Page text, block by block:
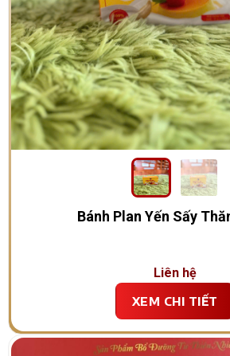
Bánh Plan Yến Sấy
Liên hệ
XEM CHI TIẾT